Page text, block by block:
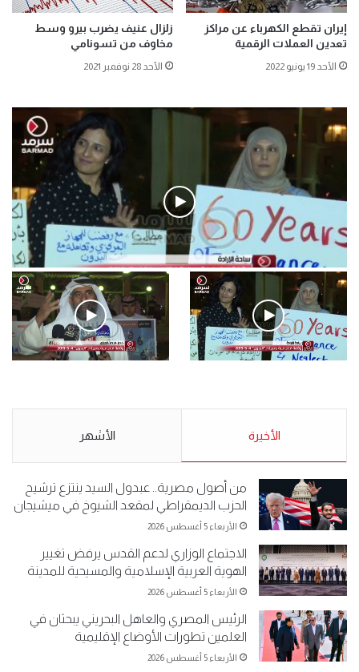
إيران تقطع الكهرباء عن مراكز
تعدين العملات الرقمية
الأحد 19 يونيو 2022
زلزال عنيف يضرب بيرو وسط
مخاوف من تسونامي
الأحد 28 نوفمبر 2021
فيديو
.وقفة احتجاجية رمزية لـ”#البدون” في ساحة الإرادة 4-5-2019.
الأحد 5 مايو 2019
5-2019.
نبيع مخدرات يعني ولا خمر؟!.
الأخيرة الأشهر
من أصول مصرية.. عبدول السيد ينتزع ترشيح
الحزب الديمقراطي لمقعد الشيوخ في ميشيجان
الأربعاء 5 أغسطس 2026
الاجتماع الوزاري لدعم القدس يرفض تغيير
الهوية العربية الإسلامية والمسيحية للمدينة
الأربعاء 5 أغسطس 2026
الرئيس المصري والعاهل البحريني يبحثان في
العلمين تطورات الأوضاع الإقليمية
الأربعاء 5 أغسطس 2026